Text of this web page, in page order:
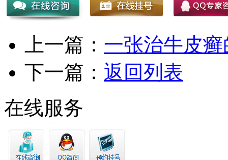
上一篇： 一张治牛皮
下一篇： 返回列表
在线服务